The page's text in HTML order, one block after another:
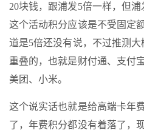
20块钱，跟浦发5倍一样，但浦
这个活动积分应该是不受固定
道是5倍还没有说，不过推测
重叠的，也就是财付通、支付
美团、小米。
这个说实话也就是给高端卡年
了，年费积分都没有着落了，